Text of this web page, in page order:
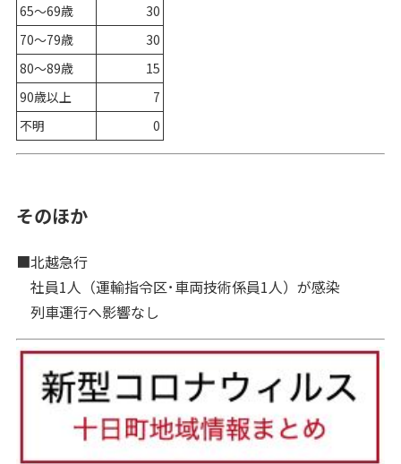
65～69歳
30
70～79歳
30
80～89歳
15
90歳以上
7
不明
0
そのほか
■北越急行
社員1人（運輸指令区･車両技術係員1人）が感染
列車運行へ影響なし